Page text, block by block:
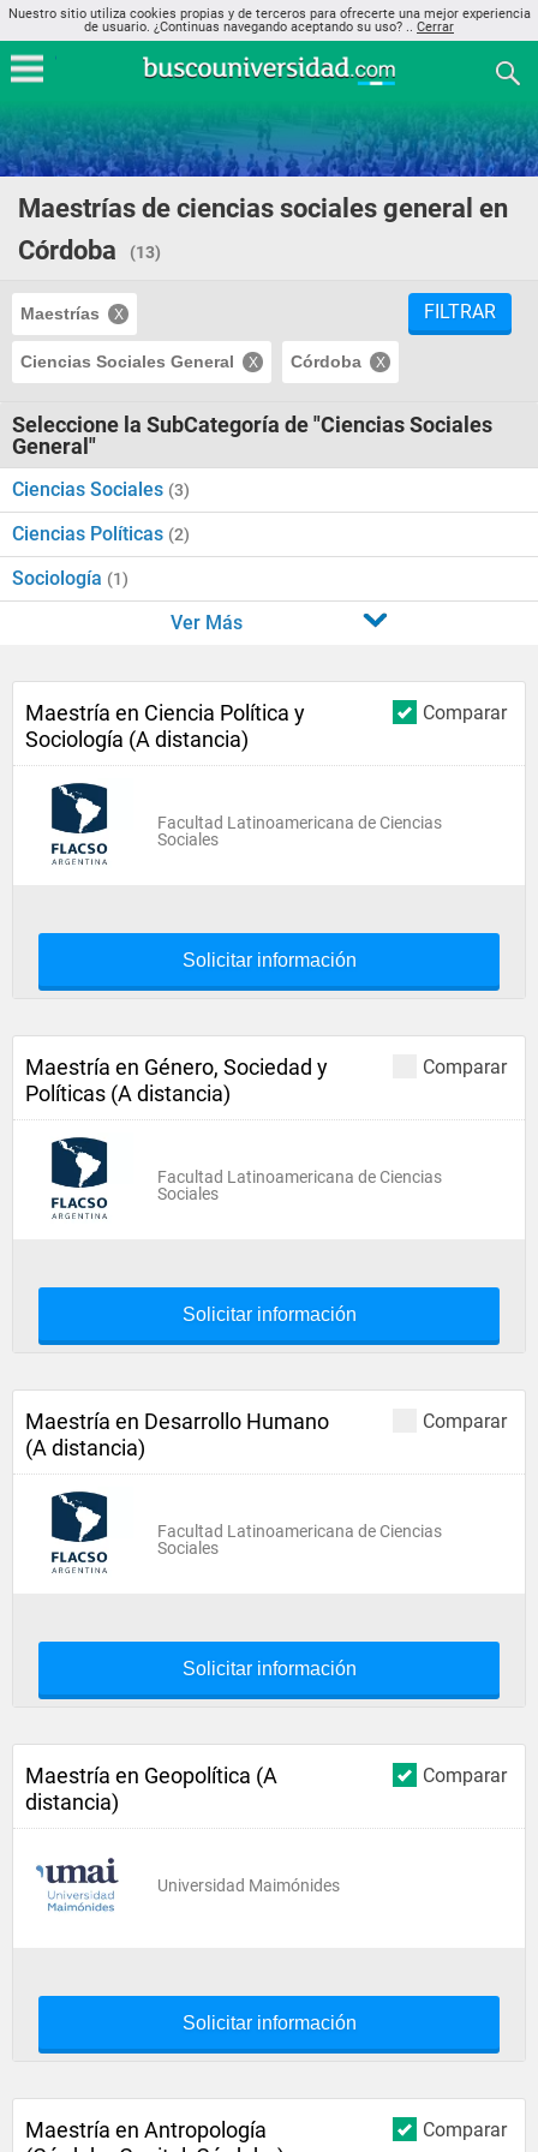
Nuestro sitio utiliza cookies propias y de terceros para ofrecerte una mejor experiencia
de usuario. ¿Continuas navegando aceptando su uso? .. Cerrar
Maestrías de ciencias sociales general en
Córdoba
(13)
Maestrías
Ciencias Sociales General Córdoba
FILTRAR
Seleccione la SubCategoría de "Ciencias Sociales
General"
Ciencias Sociales (3)
Ciencias Políticas (2)
Sociología (1)
Ver Más
Comparar
Maestría en Ciencia Política y
Sociología (A distancia)
Facultad Latinoamericana de Ciencias
Sociales
Solicitar información
Comparar
Maestría en Género, Sociedad y
Políticas (A distancia)
Facultad Latinoamericana de Ciencias
Sociales
Solicitar información
Comparar
Maestría en Desarrollo Humano
(A distancia)
Facultad Latinoamericana de Ciencias
Sociales
Solicitar información
Comparar
Maestría en Geopolítica (A
distancia)
Universidad Maimónides
Solicitar información
Comparar
Maestría en Antropología